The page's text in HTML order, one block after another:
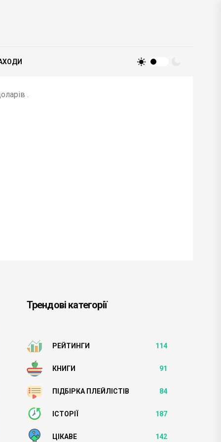
.
Трендові категорії
РЕЙТИНГИ 114
КНИГИ 91
ПІДБІРКА ПЛЕЙЛІСТІВ 84
ІСТОРІЇ 187
ЦІКАВЕ 142